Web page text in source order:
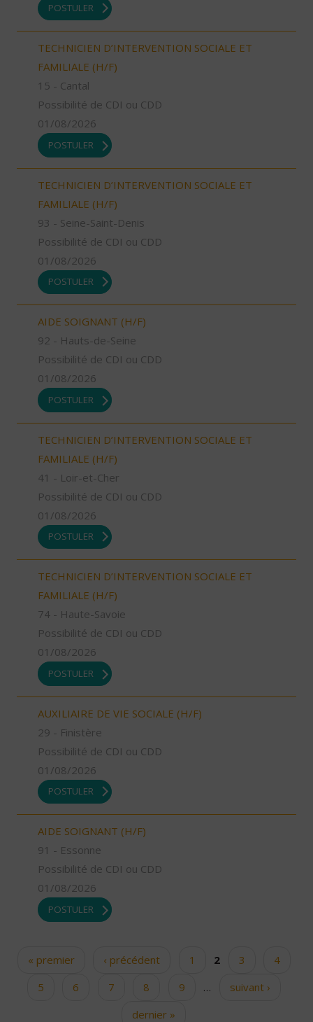
POSTULER
TECHNICIEN D’INTERVENTION SOCIALE ET
FAMILIALE (H/F)
15 - Cantal
Possibilité de CDI ou CDD
01/08/2026
POSTULER
TECHNICIEN D’INTERVENTION SOCIALE ET
FAMILIALE (H/F)
93 - Seine-Saint-Denis
Possibilité de CDI ou CDD
01/08/2026
POSTULER
AIDE SOIGNANT (H/F)
92 - Hauts-de-Seine
Possibilité de CDI ou CDD
01/08/2026
POSTULER
TECHNICIEN D’INTERVENTION SOCIALE ET
FAMILIALE (H/F)
41 - Loir-et-Cher
Possibilité de CDI ou CDD
01/08/2026
POSTULER
TECHNICIEN D’INTERVENTION SOCIALE ET
FAMILIALE (H/F)
74 - Haute-Savoie
Possibilité de CDI ou CDD
01/08/2026
POSTULER
AUXILIAIRE DE VIE SOCIALE (H/F)
29 - Finistère
Possibilité de CDI ou CDD
01/08/2026
POSTULER
AIDE SOIGNANT (H/F)
91 - Essonne
Possibilité de CDI ou CDD
01/08/2026
POSTULER
Pages« premier ‹ précédent 1 2 3
4
5
6 7 8 9 …
suivant ›
dernier »